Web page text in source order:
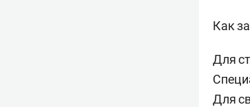
Как
Для
Для